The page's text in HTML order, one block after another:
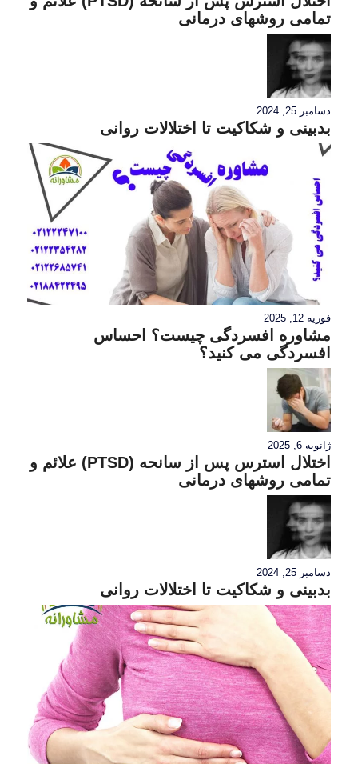
تمامی روشهای درمانی
دسامبر 25, 2024
بدبینی و شکاکیت تا اختلالات روانی
فوریه 12, 2025
مشاوره افسردگی چیست؟ احساس
افسردگی می کنید؟
ژانویه 6, 2025
اختلال استرس پس از سانحه (PTSD) علائم و
تمامی روشهای درمانی
دسامبر 25, 2024
بدبینی و شکاکیت تا اختلالات روانی